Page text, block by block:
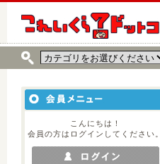
こんにちは！
会員の方はログインしてください。